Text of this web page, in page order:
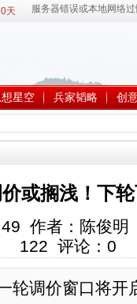
天
想星空 兵家韬略 创
或搁浅！下
作者：陈俊
122 评论： 0
轮调价窗口将开